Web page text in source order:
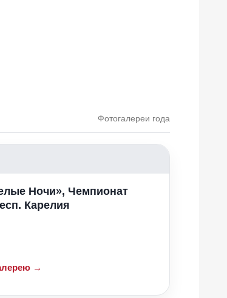
Фотогалереи года
Ночи», Чемпионат
Карелия
→